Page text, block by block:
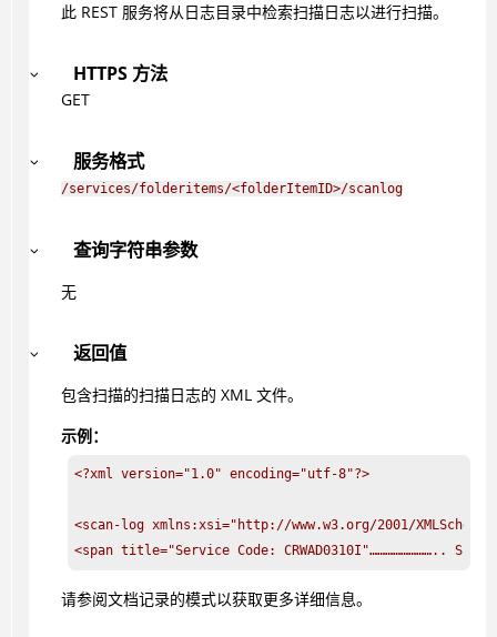
此 REST 服务将从日志目录中检索扫描日志以进行扫描。
HTTPS 方法
GET
服务格式
/services/folderitems/<folderItemID>/scanlog
查询字符串参数
无
返回值
包含扫描的扫描日志的 XML 文件。
示例：
<?xml version="1.0" encoding="utf-8"?>
<scan-log xmlns:xsi="http://www.w3.org/2001/
请参阅文档记录的模式以获取更多详细信息。